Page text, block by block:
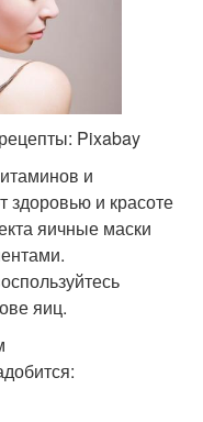
Pixabay
и
здоровью и красоте
яичные маски
яиц.